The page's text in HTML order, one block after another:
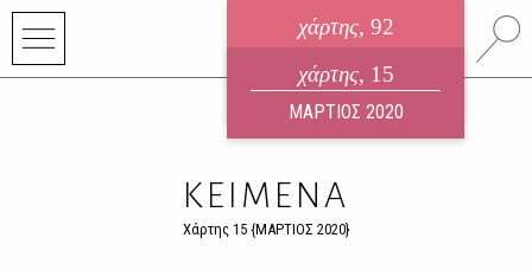
χάρτης, 92
ηλεκτρονικό περιοδικό
ΑΥΓΟΥΣΤΟΣ 2026
χάρτης, 15
ΜΑΡΤΙΟΣ 2020
ΚΕΙΜΕΝΑ
Χάρτης 15 {ΜΑΡΤΙΟΣ 2020}